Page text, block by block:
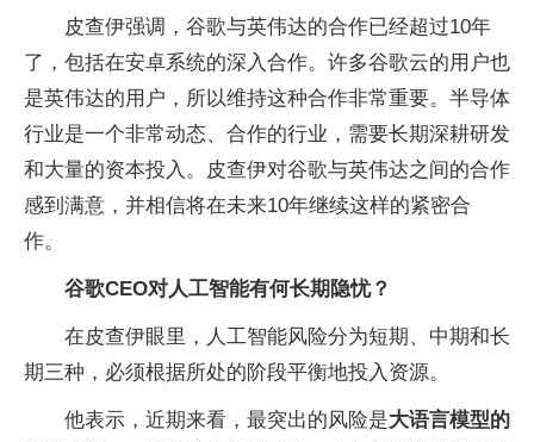
皮查伊强调，谷歌与英伟达的合作已经超过10年
了，包括在安卓系统的深入合作。许多谷歌云的用户也
是英伟达的用户，所以维持这种合作非常重要。半导体
行业是一个非常动态、合作的行业，需要长期深耕研发
和大量的资本投入。皮查伊对谷歌与英伟达之间的合作
感到满意，并相信将在未来10年继续这样的紧密合
作。
谷歌CEO对人工智能有何长期隐忧？
在皮查伊眼里，人工智能风险分为短期、中期和长
期三种，必须根据所处的阶段平衡地投入资源。
他表示，近期来看，最突出的风险是大语言模型的